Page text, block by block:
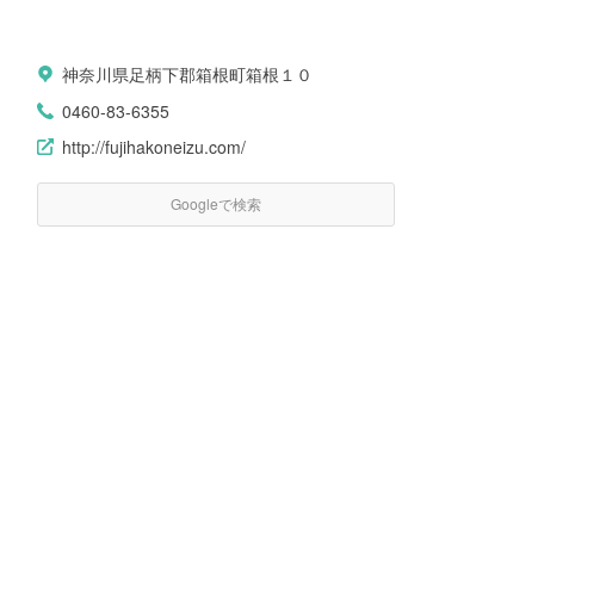
神奈川県足柄下郡箱根町箱根１０
0460-83-6355
http://fujihakoneizu.com/
Googleで検索